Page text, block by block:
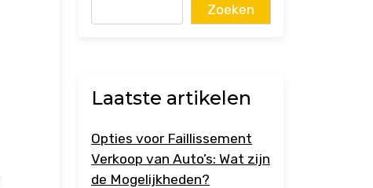
Zoeken
Laatste artikelen
Opties voor Faillissement
Verkoop van Auto’s: Wat zijn
de Mogelijkheden?